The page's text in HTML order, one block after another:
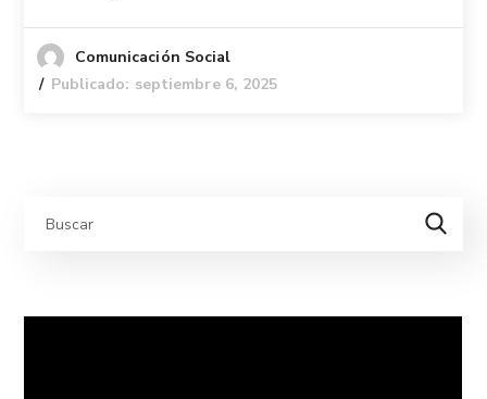
Comunicación Social
Publicado: septiembre 6, 2025